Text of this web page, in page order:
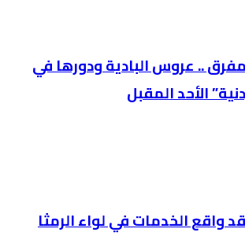
.. عروس البادية ودورها في
الأحد المقبل
واقع الخدمات في لواء الرمثا